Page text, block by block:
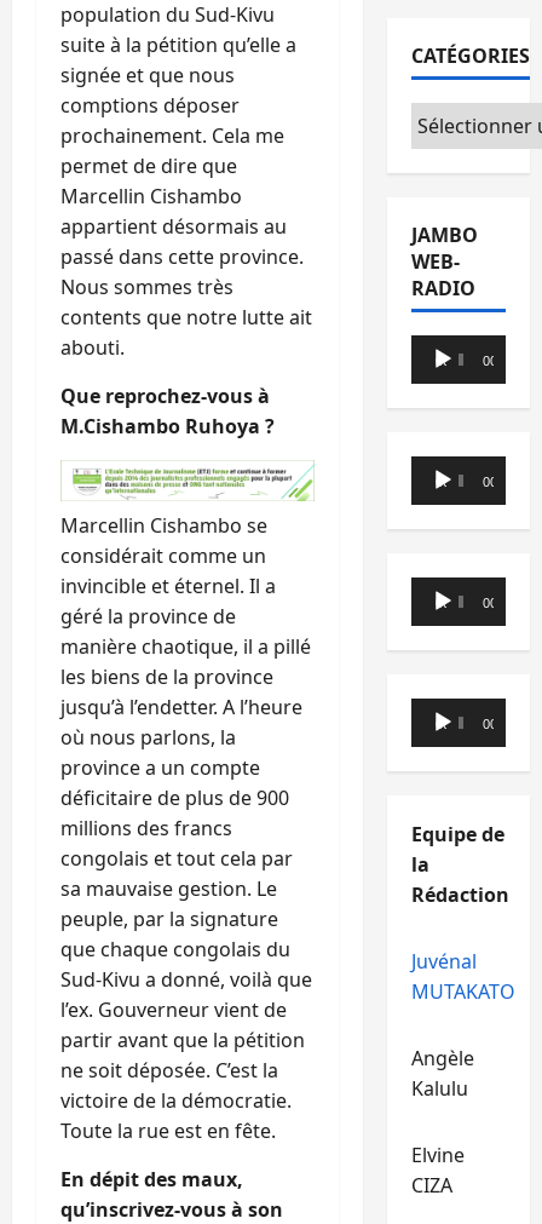
population du Sud-Kivu
suite à la pétition qu’elle a
signée et que nous
comptions déposer
prochainement. Cela me
permet de dire que
Marcellin Cishambo
appartient désormais au
passé dans cette province.
Nous sommes très
contents que notre lutte ait
abouti.
Que reprochez-vous à
M.Cishambo Ruhoya ?
Marcellin Cishambo se
considérait comme un
invincible et éternel. Il a
géré la province de
manière chaotique, il a pillé
les biens de la province
jusqu’à l’endetter. A l’heure
où nous parlons, la
province a un compte
déficitaire de plus de 900
millions des francs
congolais et tout cela par
sa mauvaise gestion. Le
peuple, par la signature
que chaque congolais du
Sud-Kivu a donné, voilà que
l’ex. Gouverneur vient de
partir avant que la pétition
ne soit déposée. C’est la
victoire de la démocratie.
Toute la rue est en fête.
En dépit des maux,
qu’inscrivez-vous à son
CATÉGORIES
Catégories
JAMBO
WEB-
RADIO
Lecteur
audio
00:00 00:00
Lecteur
audio
00:00 00:00
Lecteur
audio
00:00 00:00
Lecteur
audio
00:00 00:00
Equipe de
la
Rédaction
Juvénal
MUTAKATO
Angèle
Kalulu
Elvine
CIZA